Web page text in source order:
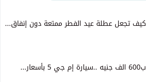
كيف تجعل عطلة عيد الفطر ممتعة دون إنفاق...
ب600 الف جنيه ..سيارة إم جي 5 بأسعار...